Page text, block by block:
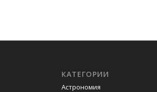
КАТЕГОРИИ
Астрономия